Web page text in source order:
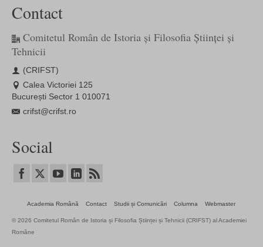
Contact
Comitetul Român de Istoria și Filosofia Științei și
Tehnicii
(CRIFST)
Calea Victoriei 125
București Sector 1 010071
crifst@crifst.ro
Social
Academia Română Contact Studii și Comunicări Columna Webmaster
© 2026 Comitetul Român de Istoria și Filosofia Științei și Tehnicii (CRIFST) al Academiei
Române